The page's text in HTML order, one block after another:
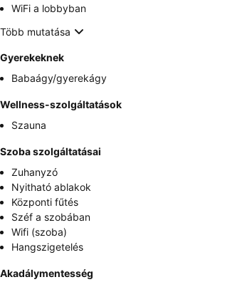
WiFi a lobbyban
Több mutatása
Gyerekeknek
Babaágy/gyerekágy
Wellness-szolgáltatások
Szauna
Szoba szolgáltatásai
Zuhanyzó
Nyitható ablakok
Központi fűtés
Széf a szobában
Wifi (szoba)
Hangszigetelés
Akadálymentesség